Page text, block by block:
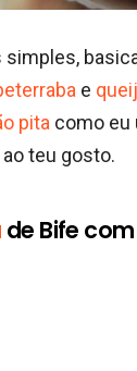
simples,
e
pita como eu
ao teu gosto.
de Bife